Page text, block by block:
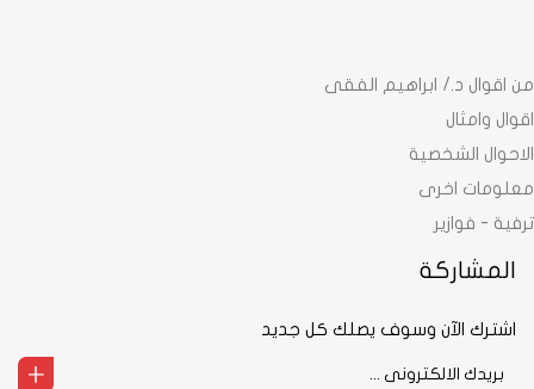
من اقوال د./ ابراهيم الفقى
اقوال وامثال
الاحوال الشخصية
معلومات اخرى
ترفية - فوازير
المشاركة
اشترك الآن وسوف يصلك كل جديد